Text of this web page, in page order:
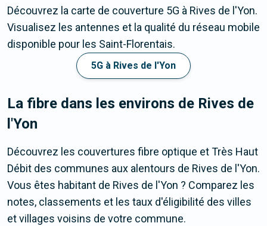
Découvrez la carte de couverture 5G à Rives de l'Yon.
Visualisez les antennes et la qualité du réseau mobile
disponible pour les Saint-Florentais.
5G à Rives de l'Yon
La fibre dans les environs de Rives de
l'Yon
Découvrez les couvertures fibre optique et Très Haut
Débit des communes aux alentours de Rives de l'Yon.
Vous êtes habitant de Rives de l'Yon ? Comparez les
notes, classements et les taux d'éligibilité des villes
et villages voisins de votre commune.